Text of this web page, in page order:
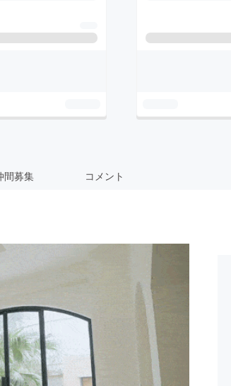
間募集 コメント